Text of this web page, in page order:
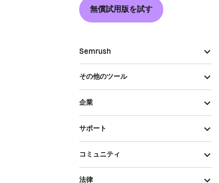
無償試用版を試す
Semrush
その他のツール
企業
サポート
コミュニティ
法律